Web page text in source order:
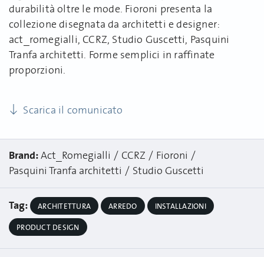
durabilità oltre le mode. Fioroni presenta la
collezione disegnata da architetti e designer:
act_romegialli, CCRZ, Studio Guscetti, Pasquini
Tranfa architetti. Forme semplici in raffinate
proporzioni.
Scarica il comunicato
Brand: Act_Romegialli CCRZ
Fioroni
Pasquini Tranfa architetti
Studio Guscetti
Tag: ARCHITETTURA ARREDO INSTALLAZIONI
PRODUCT DESIGN